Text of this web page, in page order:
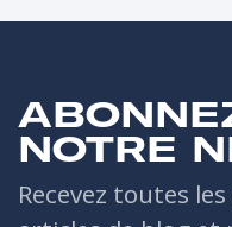
NOTRE
Recevez toutes